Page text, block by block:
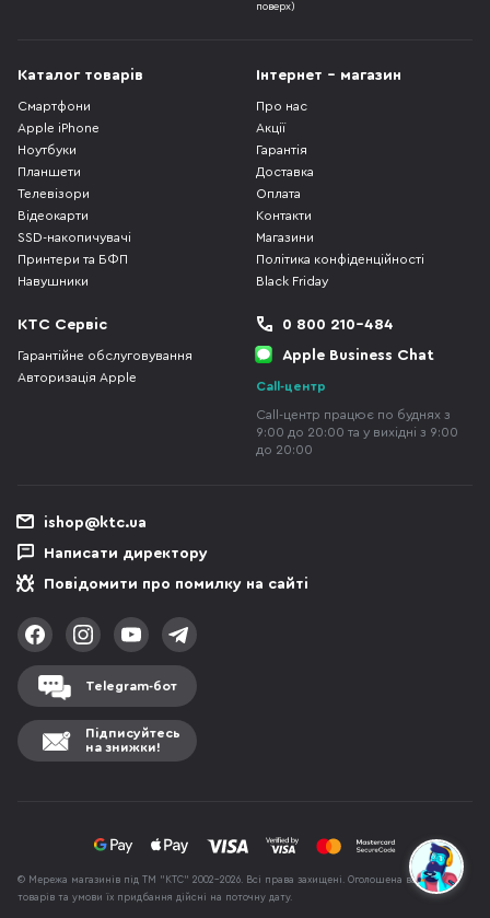
поверх)
Каталог товарів
Смартфони
Apple iPhone
Ноутбуки
Планшети
Телевізори
Відеокарти
SSD-накопичувачі
Принтери та БФП
Навушники
Інтернет - магазин
Про нас
Акції
Гарантія
Доставка
Оплата
Контакти
Магазини
Політика конфіденційності
Black Friday
КТС Сервіс
Гарантійне обслуговування
Авторизація Apple
0 800 210-484
Apple Business Chat
Call-центр
Call-центр працює по буднях з
9:00 до 20:00 та у вихідні з 9:00
до 20:00
ishop@ktc.ua
Написати директору
Повідомити про помилку на сайті
Telegram-бот
Підписуйтесь
на знижки!
© Мережа магазинів під ТМ "КТС" 2002-2026. Всі права захищені. Оголошена вартість
товарів та умови їх придбання дійсні на поточну дату.